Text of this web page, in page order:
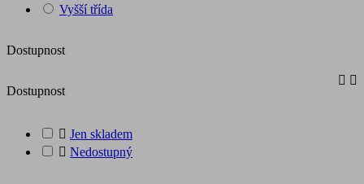
Vyšší třída
Dostupnost
Dostupnost
 
 Jen skladem
 Nedostupný